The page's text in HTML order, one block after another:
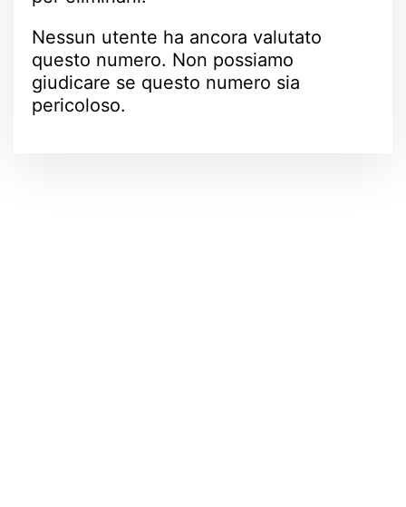
Nessun utente ha ancora valutato
questo numero. Non possiamo
giudicare se questo numero sia
pericoloso.